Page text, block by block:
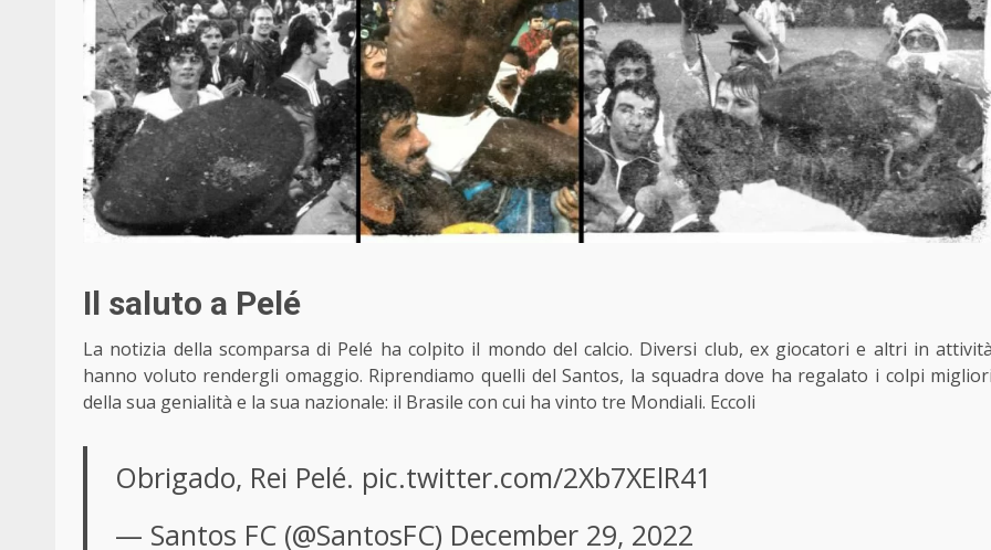
Il saluto a Pelé
La notizia della scomparsa di Pelé ha colpito il mondo del calcio. Diversi club, ex giocatori e altri in
hanno voluto rendergli omaggio. Riprendiamo quelli del Santos, la squadra dove ha regalato i colpi
della sua genialità e la sua nazionale: il Brasile con cui ha vinto tre Mondiali. Eccoli
Obrigado, Rei Pelé. pic.twitter.com/2Xb7XElR41
— Santos FC (@SantosFC) December 29, 2022